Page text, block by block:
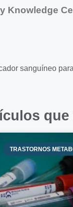
Knowledge
TRASTORNOS